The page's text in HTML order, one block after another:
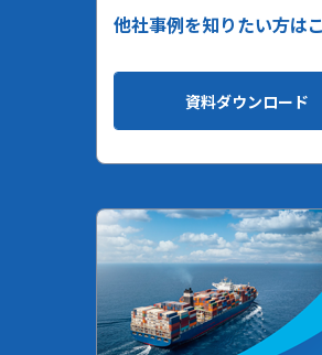
他社事例を知りたい方は
資料ダウンロード